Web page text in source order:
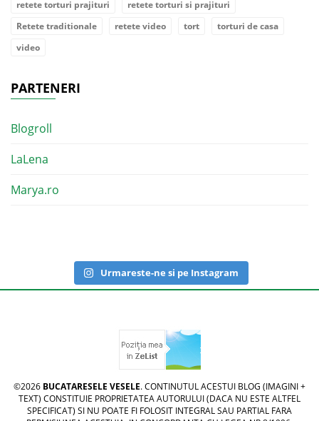
retete torturi prajituri
retete torturi si prajituri
Retete traditionale
retete video tort
torturi de casa
video
PARTENERI
Blogroll
LaLena
Marya.ro
Urmareste-ne si pe Instagram
©2026 BUCATARESELE VESELE. CONTINUTUL ACESTUI BLOG (IMAGINI +
TEXT) CONSTITUIE PROPRIETATEA AUTORULUI (DACA NU ESTE ALTFEL
SPECIFICAT) SI NU POATE FI FOLOSIT INTEGRAL SAU PARTIAL FARA